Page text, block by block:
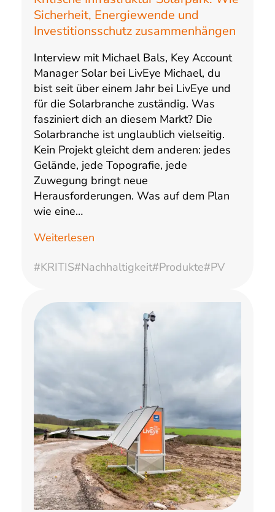
Sicherheit, Energiewende und
Investitionsschutz zusammenhängen
Interview mit Michael Bals, Key Account
Manager Solar bei LivEye Michael, du
bist seit über einem Jahr bei LivEye und
für die Solarbranche zuständig. Was
fasziniert dich an diesem Markt? Die
Solarbranche ist unglaublich vielseitig.
Kein Projekt gleicht dem anderen: jedes
Gelände, jede Topografie, jede
Zuwegung bringt neue
Herausforderungen. Was auf dem Plan
wie eine…
Weiterlesen
#KRITIS#Nachhaltigkeit#Produkte#PV